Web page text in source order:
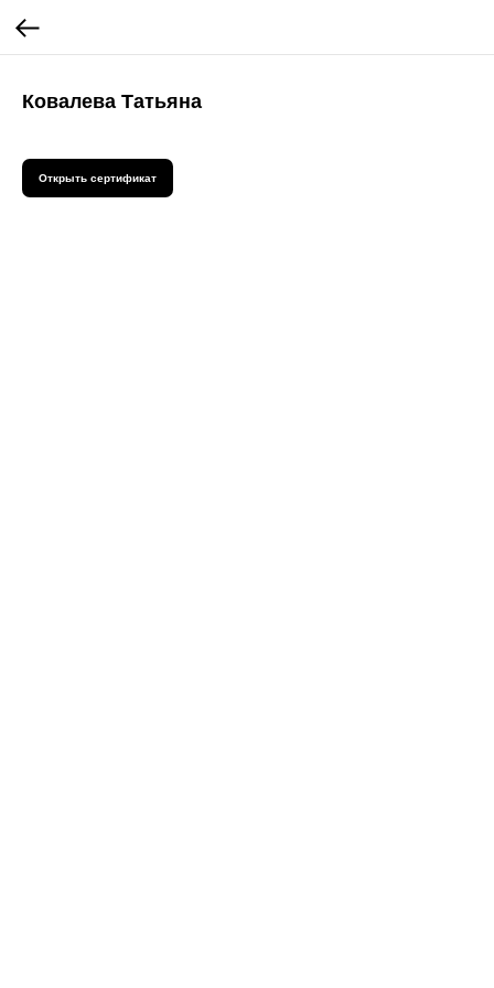
Ковалева Татьяна
Открыть сертификат